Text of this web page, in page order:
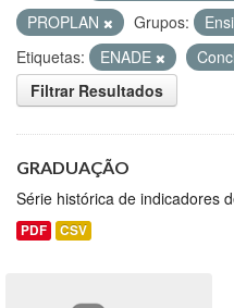
PROPLAN
Grupos:
Etiquetas:
ENADE
Filtrar Resultados
GRADUAÇÃO
Série histórica de indicadores
PDF CSV